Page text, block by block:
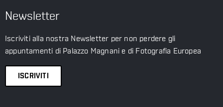
Newsletter
Iscriviti alla nostra Newsletter per non perdere gli
appuntamenti di Palazzo Magnani e di Fotografia Europea
ISCRIVITI